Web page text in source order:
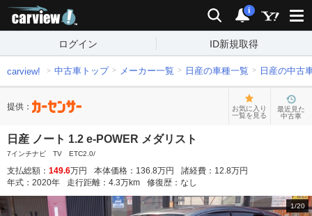
検索 通知
i
ログイン ID新規取得
carview! 中古車トップ メーカー一覧 日産の車種一覧 日産の中古
提供：
お気に入り
一覧を見る
最近見た
中古車
日産 ノート 1.2 e-POWER メダリスト
7インチナビ TV ETC2.0/
支払総額： 149.6万円 本体価格： 136.8万円 諸経費： 12.8万円
年式： 2020年 走行距離： 4.3万km 修復歴： なし
1/20